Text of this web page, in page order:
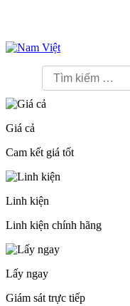
Skip
cho:
Giá cả
Cam kết giá tốt
Linh kiện
Linh kiện chính hãng
Lấy ngay
Giám sát trực tiếp